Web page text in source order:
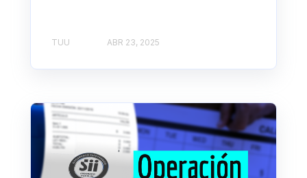
TUU ABR 23, 2025